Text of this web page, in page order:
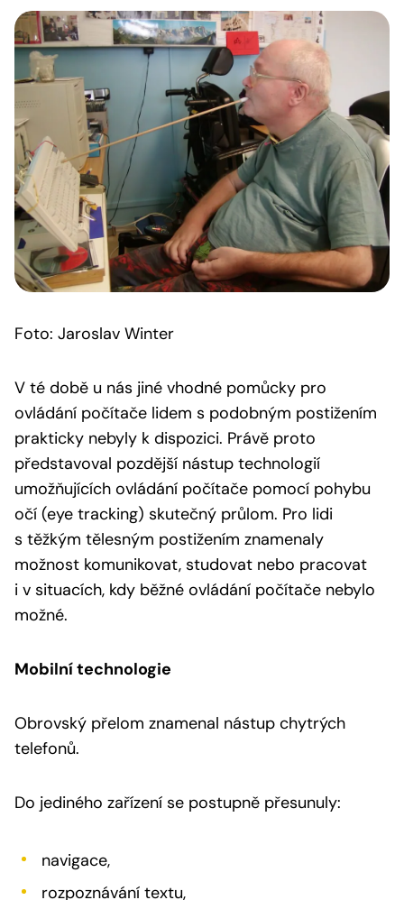
Foto: Jaroslav Winter
V té době u nás jiné vhodné pomůcky pro
ovládání počítače lidem s podobným postižením
prakticky nebyly k dispozici. Právě proto
představoval pozdější nástup technologií
umožňujících ovládání počítače pomocí pohybu
očí (eye tracking) skutečný průlom. Pro lidi
s těžkým tělesným postižením znamenaly
možnost komunikovat, studovat nebo pracovat
i v situacích, kdy běžné ovládání počítače nebylo
možné.
Mobilní technologie
Obrovský přelom znamenal nástup chytrých
telefonů.
Do jediného zařízení se postupně přesunuly:
navigace,
rozpoznávání textu,